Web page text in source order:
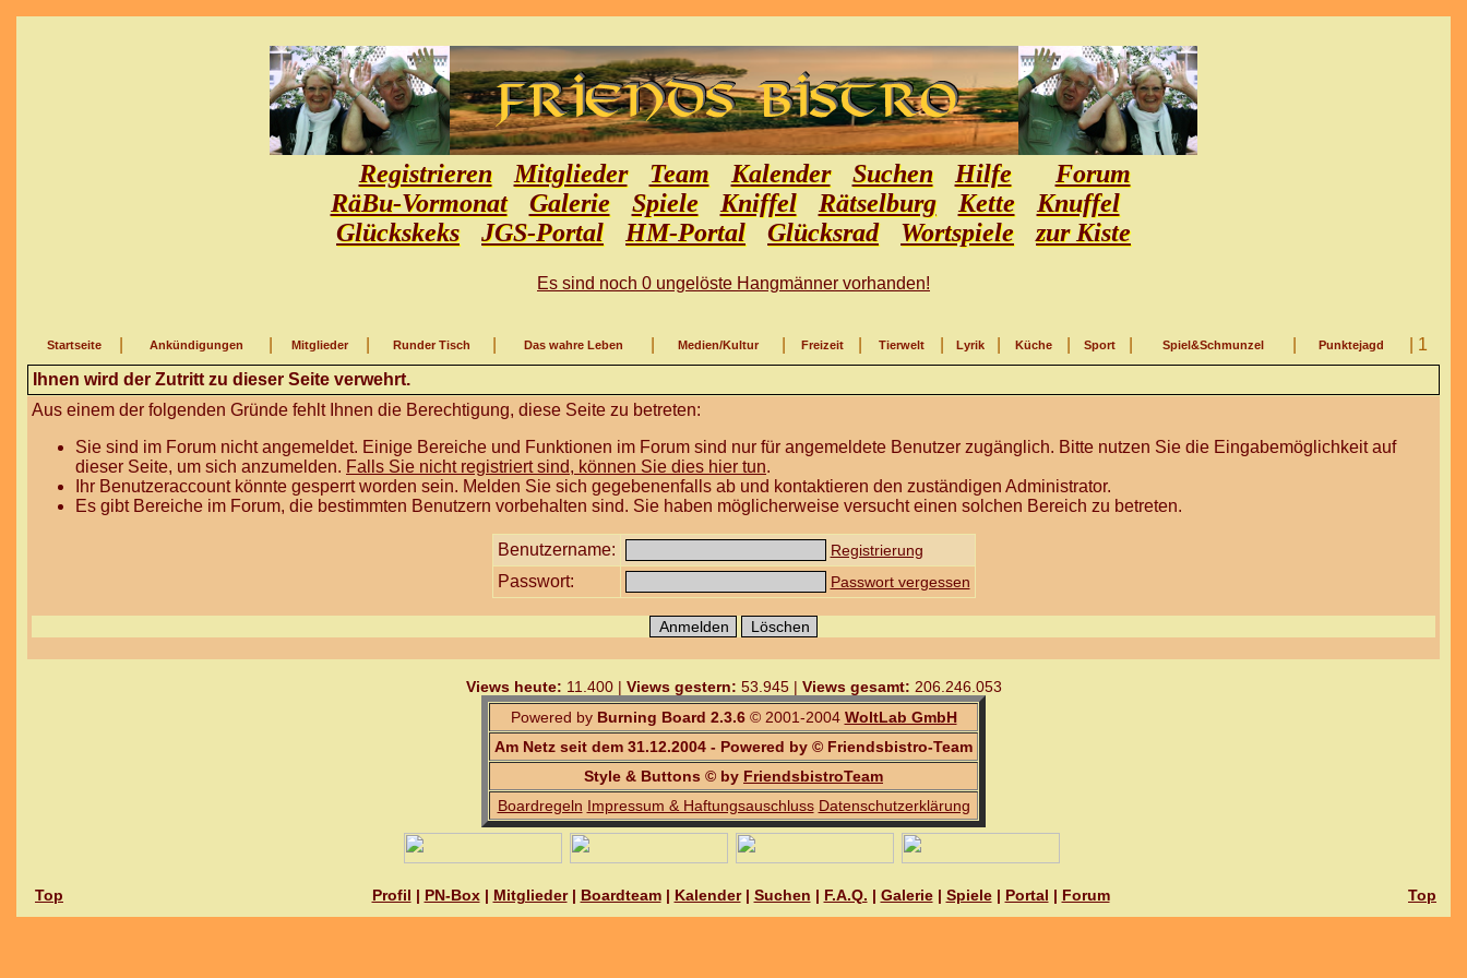
Registrieren Mitglieder Team Kalender Suchen Hilfe
Forum
RäBu-Vormonat
Galerie Spiele Kniffel Rätselburg Kette
Knuffel
Glückskeks
JGS-Portal HM-Portal Glücksrad Wortspiele zur Kiste
Es sind noch 0 ungelöste Hangmänner vorhanden!
Startseite Ankündigungen Mitglieder Runder Tisch Das wahre Leben Medien/Kultur Freizeit Tierwelt Lyrik Küche Sport Spiel&Schmunzel Punktejagd
| 1
Ihnen wird der Zutritt zu dieser Seite verwehrt.
Aus einem der folgenden Gründe fehlt Ihnen die Berechtigung, diese Seite zu betreten:
Sie sind im Forum nicht angemeldet. Einige Bereiche und Funktionen im Forum sind nur für angemeldete Benutzer zugänglich. Bitte nutzen Sie die Eingabemöglichkeit auf
dieser Seite, um sich anzumelden. Falls Sie nicht registriert sind, können Sie dies hier tun.
Ihr Benutzeraccount könnte gesperrt worden sein. Melden Sie sich gegebenenfalls ab und kontaktieren den zuständigen Administrator.
Es gibt Bereiche im Forum, die bestimmten Benutzern vorbehalten sind. Sie haben möglicherweise versucht einen solchen Bereich zu betreten.
Benutzername: Registrierung
Passwort: Passwort vergessen
Views heute: 11.400 | Views gestern: 53.945 | Views gesamt: 206.246.053
Powered by Burning Board 2.3.6© 2001-2004 WoltLab GmbH
Am Netz seit dem 31.12.2004 - Powered by © Friendsbistro-Team
Style & Buttons © by FriendsbistroTeam
Boardregeln Impressum & Haftungsauschluss Datenschutzerklärung
Top Profil | PN-Box| Mitglieder| Boardteam| Kalender| Suchen | F.A.Q. | Galerie| Spiele| Portal | Forum Top